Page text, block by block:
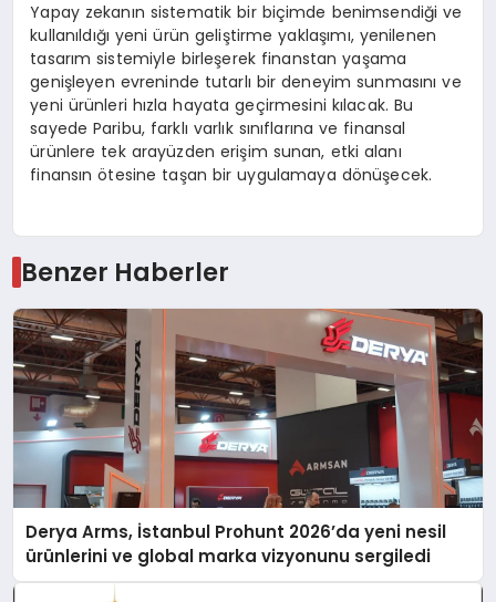
Yapay zekanın sistematik bir biçimde benimsendiği ve
kullanıldığı yeni ürün geliştirme yaklaşımı, yenilenen
tasarım sistemiyle birleşerek finanstan yaşama
genişleyen evreninde tutarlı bir deneyim sunmasını ve
yeni ürünleri hızla hayata geçirmesini kılacak. Bu
sayede Paribu, farklı varlık sınıflarına ve finansal
ürünlere tek arayüzden erişim sunan, etki alanı
finansın ötesine taşan bir uygulamaya dönüşecek.
Benzer Haberler
Derya Arms, İstanbul Prohunt 2026’da yeni nesil
ürünlerini ve global marka vizyonunu sergiledi